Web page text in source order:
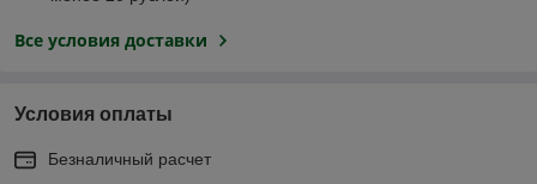
Все условия доставки
Условия оплаты
Безналичный расчет